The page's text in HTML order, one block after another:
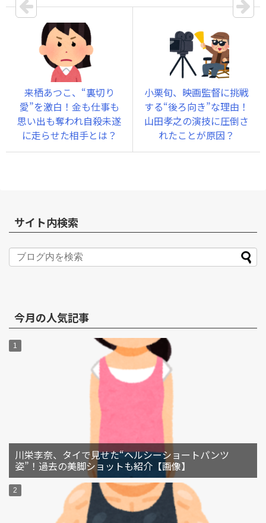
来栖あつこ、“裏切り
愛”を激白！金も仕事も
思い出も奪われ自殺未遂
に走らせた相手とは？
小栗旬、映画監督に挑戦
する“後ろ向き”な理由！
山田孝之の演技に圧倒さ
れたことが原因？
サイト内検索
今月の人気記事
川栄李奈、タイで見せた“ヘルシーショートパンツ
姿”！過去の美脚ショットも紹介【画像】